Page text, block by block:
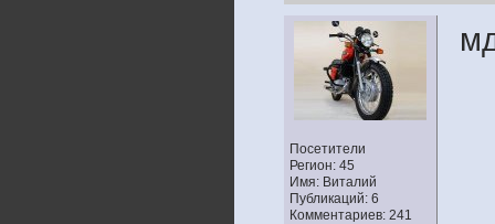
Посетители
Регион: 45
Имя: Виталий
Публикаций: 6
Комментариев: 241